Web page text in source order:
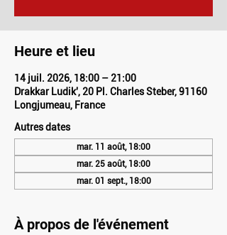
Heure et lieu
14 juil. 2026, 18:00 – 21:00
Drakkar Ludik', 20 Pl. Charles Steber, 91160
Longjumeau, France
Autres dates
mar. 11 août, 18:00
mar. 25 août, 18:00
mar. 01 sept., 18:00
À propos de l'événement